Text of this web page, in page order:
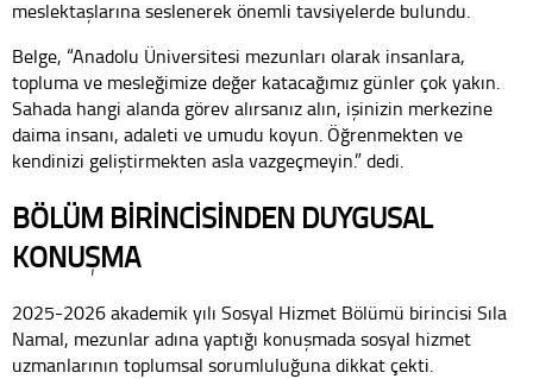
meslektaşlarına seslenerek önemli tavsiyelerde bulundu.
Belge, “Anadolu Üniversitesi mezunları olarak insanlara,
topluma ve mesleğimize değer katacağımız günler çok yakın.
Sahada hangi alanda görev alırsanız alın, işinizin merkezine
daima insanı, adaleti ve umudu koyun. Öğrenmekten ve
kendinizi geliştirmekten asla vazgeçmeyin.” dedi.
BÖLÜM BİRİNCİSİNDEN DUYGUSAL
KONUŞMA
2025-2026 akademik yılı Sosyal Hizmet Bölümü birincisi Sıla
Namal, mezunlar adına yaptığı konuşmada sosyal hizmet
uzmanlarının toplumsal sorumluluğuna dikkat çekti.